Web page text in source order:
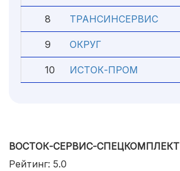
8 ТРАНСИНСЕРВИС
9 ОКРУГ
10 ИСТОК-ПРОМ
ВОСТОК-СЕРВИС-СПЕЦКОМПЛЕКТ
Рейтинг: 5.0